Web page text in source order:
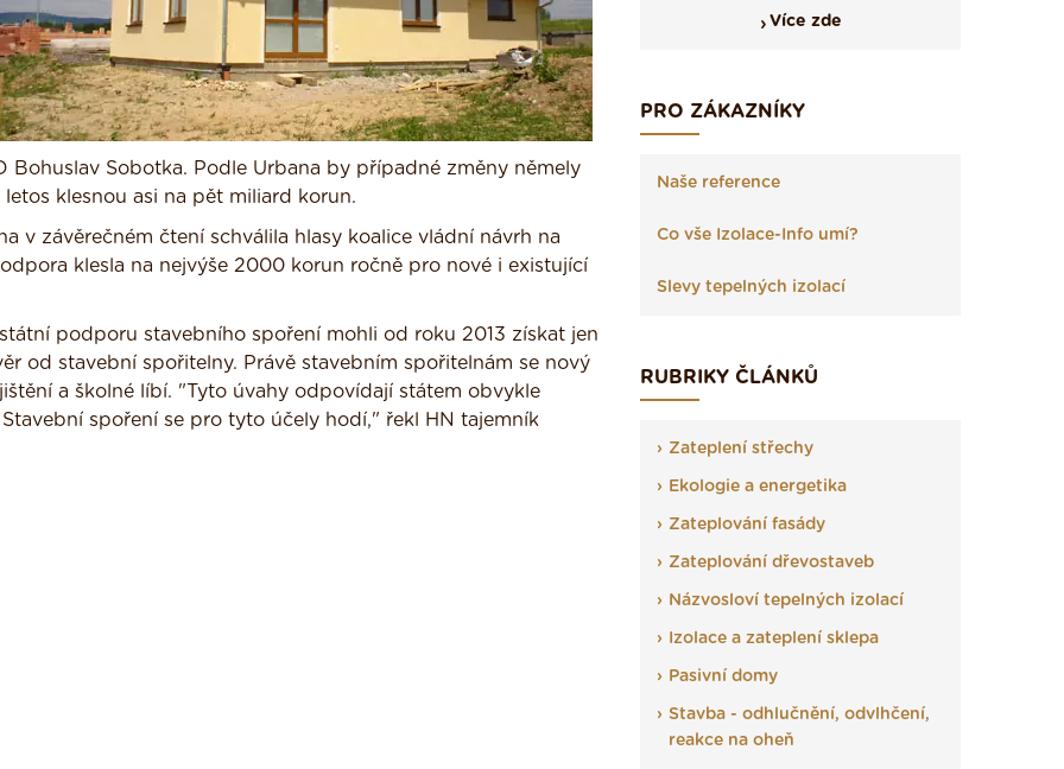
Bohuslav Sobotka. Podle Urbana by případné změny němely
klesnou asi na pět miliard korun.
v závěrečném čtení schválila hlasy koalice vládní návrh na
klesla na nejvýše 2000 korun ročně pro nové i existující
podporu stavebního spoření mohli od roku 2013 získat jen
od stavební spořitelny. Právě stavebním spořitelnám se nový
a školné líbí. "Tyto úvahy odpovídají státem obvykle
spoření se pro tyto účely hodí," řekl HN tajemník
Více zde
PRO ZÁKAZNÍKY
Naše reference
Co vše Izolace-Info umí?
Slevy tepelných izolací
RUBRIKY ČLÁNKŮ
Zateplení střechy
Ekologie a energetika
Zateplování fasády
Zateplování dřevostaveb
Názvosloví tepelných izolací
Izolace a zateplení sklepa
Pasivní domy
Stavba - odhlučnění, odvlhčení,
reakce na oheň